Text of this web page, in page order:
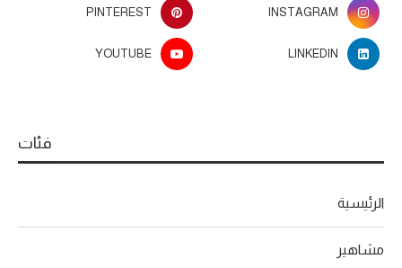
INSTAGRAM
PINTEREST
LINKEDIN
YOUTUBE
فئات
الرئيسية
مشاهير